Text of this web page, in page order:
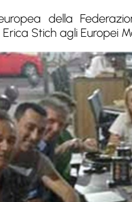
europea della
Stich agli Europei